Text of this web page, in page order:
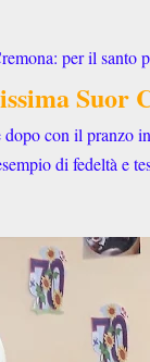
per il santo
Suor
con il pranzo
di fedeltà e